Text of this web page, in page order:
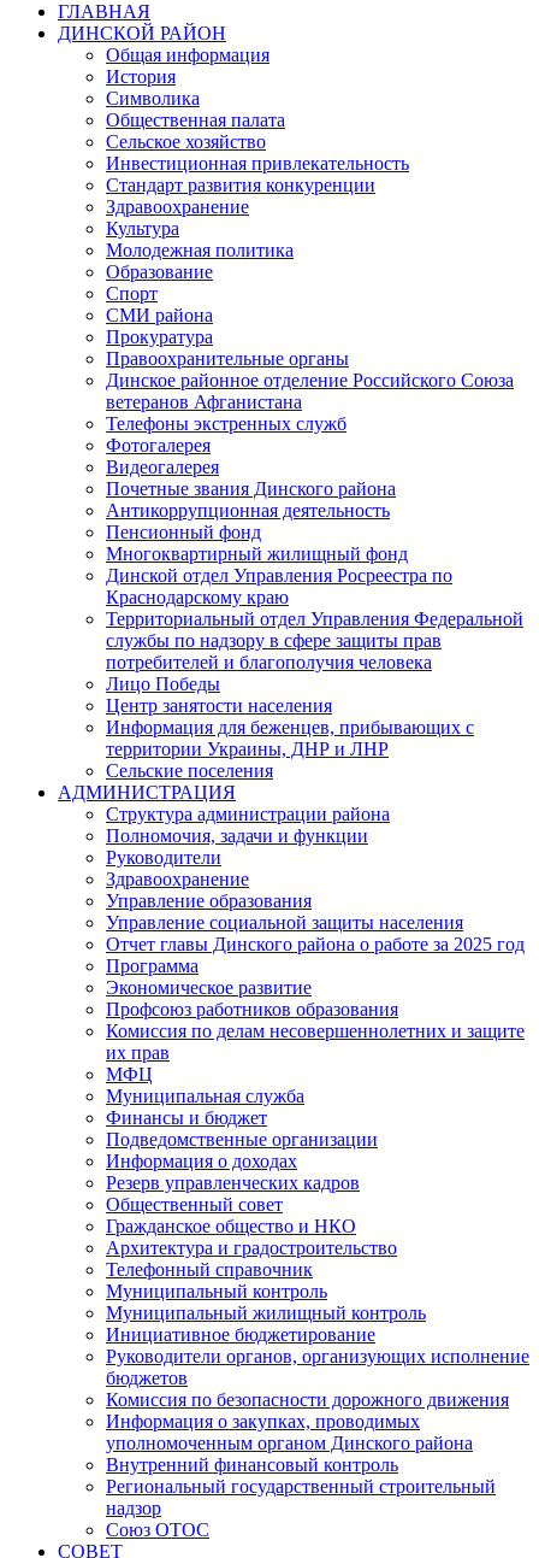
ГЛАВНАЯ
ДИНСКОЙ РАЙОН
Общая информация
История
Символика
Общественная палата
Сельское хозяйство
Инвестиционная привлекательность
Стандарт развития конкуренции
Здравоохранение
Культура
Молодежная политика
Образование
Спорт
СМИ района
Прокуратура
Правоохранительные органы
Динское районное отделение Российского Союза
ветеранов Афганистана
Телефоны экстренных служб
Фотогалерея
Видеогалерея
Почетные звания Динского района
Антикоррупционная деятельность
Пенсионный фонд
Многоквартирный жилищный фонд
Динской отдел Управления Росреестра по
Краснодарскому краю
Территориальный отдел Управления Федеральной
службы по надзору в сфере защиты прав
потребителей и благополучия человека
Лицо Победы
Центр занятости населения
Информация для беженцев, прибывающих с
территории Украины, ДНР и ЛНР
Сельские поселения
АДМИНИСТРАЦИЯ
Структура администрации района
Полномочия, задачи и функции
Руководители
Здравоохранение
Управление образования
Управление социальной защиты населения
Отчет главы Динского района о работе за 2025 год
Программа
Экономическое развитие
Профсоюз работников образования
Комиссия по делам несовершеннолетних и защите
их прав
МФЦ
Муниципальная служба
Финансы и бюджет
Подведомственные организации
Информация о доходах
Резерв управленческих кадров
Общественный совет
Гражданское общество и НКО
Архитектура и градостроительство
Телефонный справочник
Муниципальный контроль
Муниципальный жилищный контроль
Инициативное бюджетирование
Руководители органов, организующих исполнение
бюджетов
Комиссия по безопасности дорожного движения
Информация о закупках, проводимых
уполномоченным органом Динского района
Внутренний финансовый контроль
Региональный государственный строительный
надзор
Союз ОТОС
СОВЕТ